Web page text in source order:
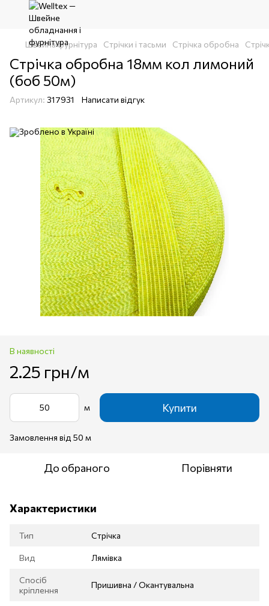
Швейна фурнітура Стрічки і тасьми Стрічка обробна
Стрічка обробна 18мм кол лимоний
(боб 50м)
Артикул: 317931 Написати відгук
В наявності
2.25 грн/м
м Купити
Замовлення від 50 м
До обраного Порівняти
Характеристики
Тип Стрічка
Вид Лямівка
Спосіб
кріплення
Пришивна / Окантувальна